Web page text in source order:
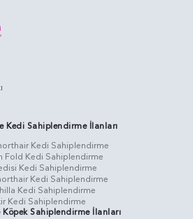
Kedi Sahiplendirme İlanları
Kedi Sahiplendirme
Fold Kedi Sahiplendirme
Kedi Sahiplendirme
Kedi Sahiplendirme
Kedi Sahiplendirme
Kedi Sahiplendirme
Sahiplendirme İlanları